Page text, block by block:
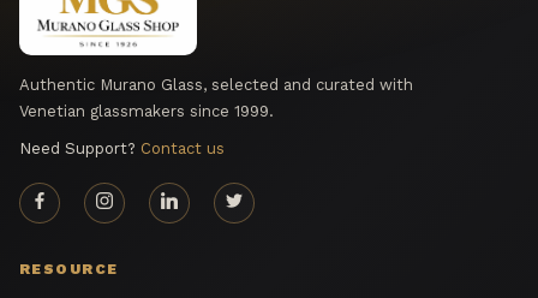
Authentic Murano Glass, selected and curated with
Venetian glassmakers since 1999.
Need Support? Contact us
RESOURCE